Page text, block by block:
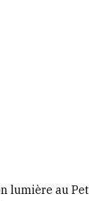
lumière au